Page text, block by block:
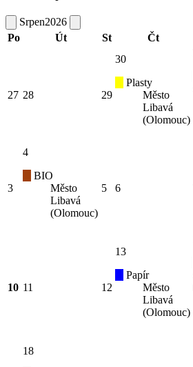
Srpen2026
Po
Út St Čt
27 28 29
30
Plasty
Město
Libavá
(Olomouc)
3
4
BIO
Město
Libavá
(Olomouc)
5 6
10 11 12
13
Papír
Město
Libavá
(Olomouc)
18